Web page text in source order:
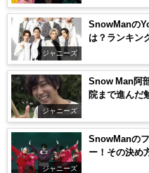
ジャニーズ
SnowManの
は？ランキン
ジャニーズ
Snow Man阿
院まで進んだ
ジャニーズ
SnowManの
ー！その決め